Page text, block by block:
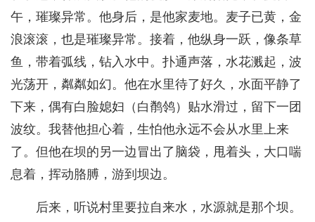
午，璀璨异常。他身后，是他家麦地。麦子已黄，金
浪滚滚，也是璀璨异常。接着，他纵身一跃，像条草
鱼，带着弧线，钻入水中。扑通声落，水花溅起，波
光荡开，粼粼如幻。他在水里待了好久，水面平静了
下来，偶有白脸媳妇（白鹡鸰）贴水滑过，留下一团
波纹。我替他担心着，生怕他永远不会从水里上来
了。但他在坝的另一边冒出了脑袋，甩着头，大口喘
息着，挥动胳膊，游到坝边。
后来，听说村里要拉自来水，水源就是那个坝。